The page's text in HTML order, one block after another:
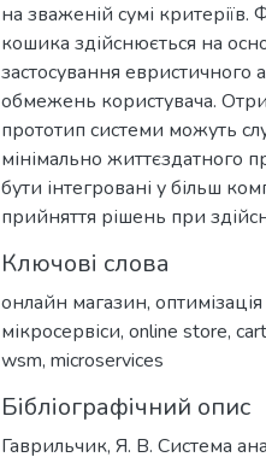
на зваженій сумі
кошика здійснюється на
застосування
обмежень користувача.
прототип системи можуть
мінімально життєздатного
бути інтегровані у більш
прийняття рішень при
Ключові слова
онлайн магазин,
мікросервіси, online store,
wsm, microservices
Бібліографічний опис
Гаврильчик, Я. В. Система